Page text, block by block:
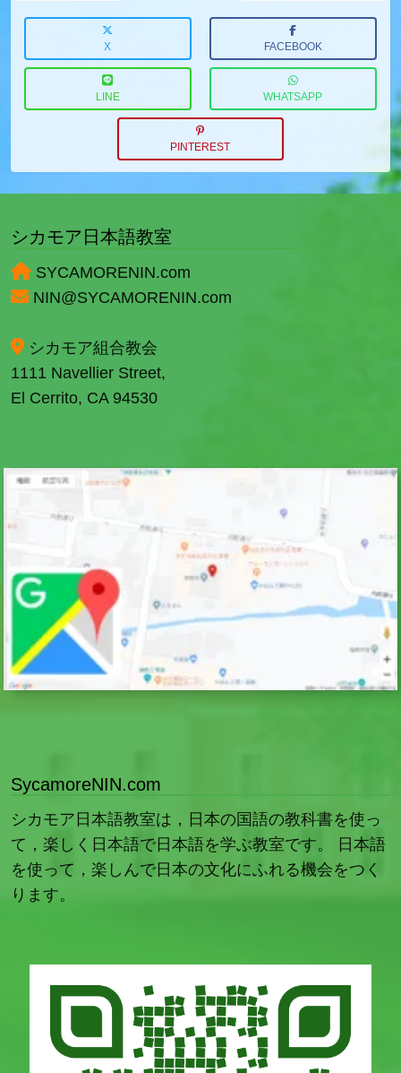
X FACEBOOK
LINE WHATSAPP
PINTEREST
シカモア日本語教室
SYCAMORENIN.com
NIN@SYCAMORENIN.com
シカモア組合教会
1111 Navellier Street,
El Cerrito, CA 94530
SycamoreNIN.com
シカモア日本語教室は，日本の国語の教科書を使っ
て，楽しく日本語で日本語を学ぶ教室です。 日本語
を使って，楽しんで日本の文化にふれる機会をつく
ります。